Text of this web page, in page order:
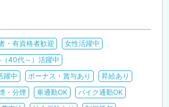
・有資格者歓迎
女性活躍中
（40代～）活躍中
躍中
ボーナス・賞与あり
昇給あり
・分煙 車通勤OK
バイク通勤OK